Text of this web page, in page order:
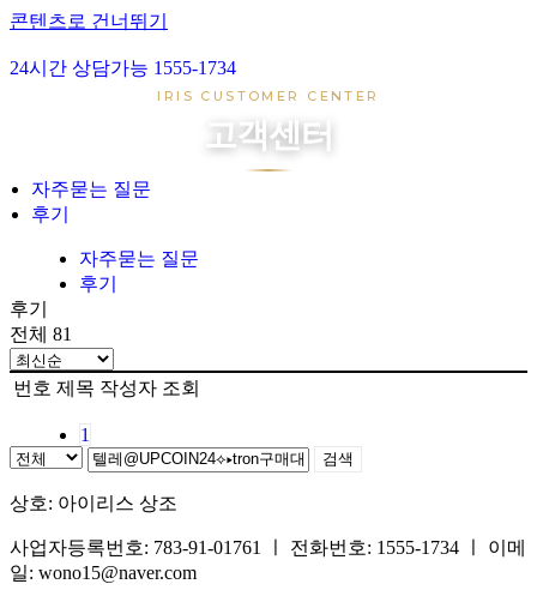
콘텐츠로 건너뛰기
장례준비
자주묻는 질문
후기
24시간 상담가능 1555-1734
IRIS CUSTOMER CENTER
고객센터
자주묻는 질문
후기
자주묻는 질문
후기
후기
전체 81
번호 제목 작성자 조회
1
검색
상호: 아이리스 상조
사업자등록번호: 783-91-01761 ㅣ 전화번호: 1555-1734 ㅣ 이메
일: wono15@naver.com